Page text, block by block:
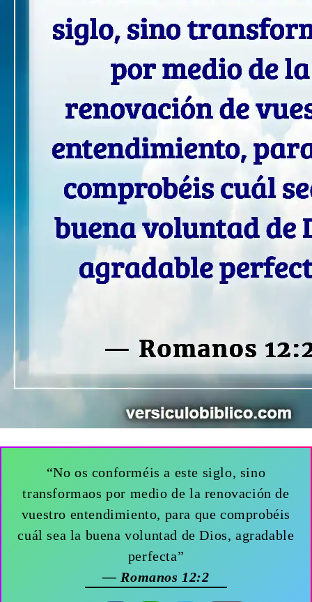
“No os conforméis a este siglo, sino
transformaos por medio de la renovación de
vuestro entendimiento, para que comprobéis
cuál sea la buena voluntad de Dios, agradable
perfecta”
— Romanos 12:2